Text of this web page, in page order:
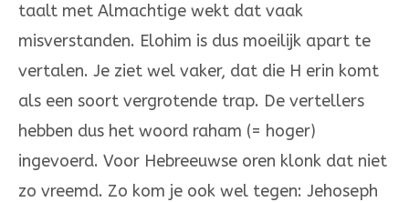
taalt met Almachtige wekt dat vaak
misverstanden. Elohim is dus moei­lijk apart te
vertalen. Je ziet wel vaker, dat die H erin komt
als een soort ver­grotende trap. De vertellers
hebben dus het woord raham (= hoger)
ingevoerd. Voor He­­breeuwse oren klonk dat niet
zo vreemd. Zo kom je ook wel tegen: Je­hoseph